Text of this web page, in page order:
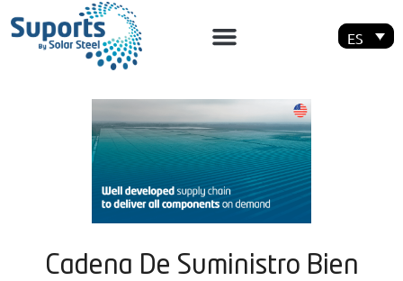
ES
Cadena De Suministro Bien